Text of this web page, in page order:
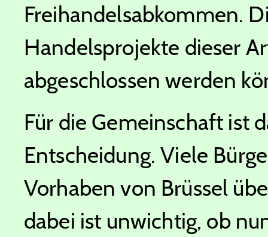
Freihandelsabkommen.
Handelsprojekte dieser
abgeschlossen werden
Für die Gemeinschaft ist
Entscheidung. Viele
Vorhaben von Brüssel
dabei ist unwichtig, ob